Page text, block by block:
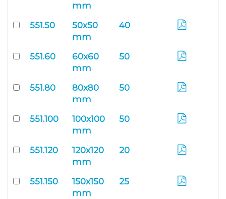
mm
551.50
50x50
mm
40
551.60
60x60
mm
50
551.80
80x80
mm
50
551.100
100x100
mm
50
551.120
120x120
mm
20
551.150
150x150
mm
25